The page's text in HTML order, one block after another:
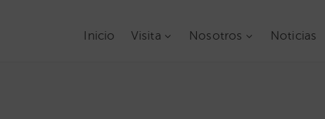
Inicio Visita Nosotros Noticias